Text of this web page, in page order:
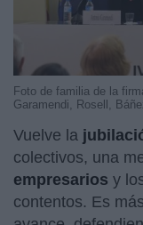
Foto de familia de la
Garamendi, Rosell,
Vuelve la
colectivos, una
empresarios y
contentos. Es